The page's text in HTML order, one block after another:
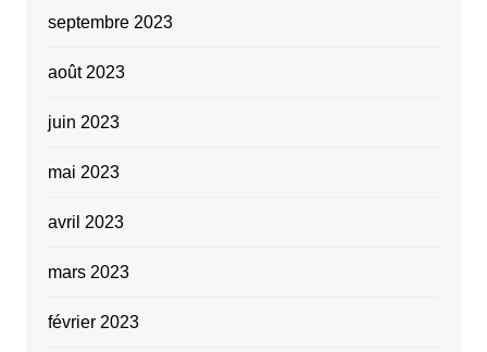
septembre 2023
août 2023
juin 2023
mai 2023
avril 2023
mars 2023
février 2023